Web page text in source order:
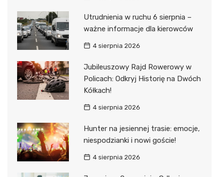
Utrudnienia w ruchu 6 sierpnia –
ważne informacje dla kierowców
4 sierpnia 2026
Jubileuszowy Rajd Rowerowy w
Policach: Odkryj Historię na Dwóch
Kółkach!
4 sierpnia 2026
Hunter na jesiennej trasie: emocje,
niespodzianki i nowi goście!
4 sierpnia 2026